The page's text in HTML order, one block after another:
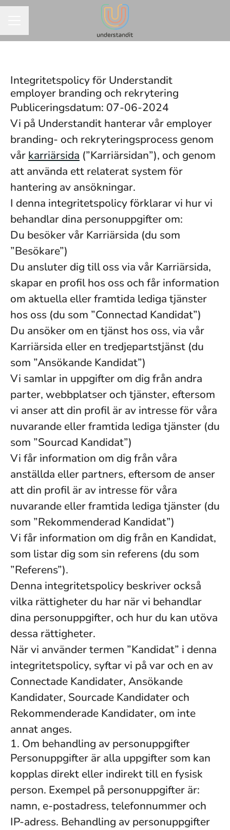
Integritetspolicy för Understandit
employer branding och rekrytering
Publiceringsdatum: 07-06-2024
Vi på Understandit hanterar vår employer
branding- och rekryteringsprocess genom
vår karriärsida (”Karriärsidan”), och genom
att använda ett relaterat system för
hantering av ansökningar.
I denna integritetspolicy förklarar vi hur vi
behandlar dina personuppgifter om:
Du besöker vår Karriärsida (du som
”Besökare”)
Du ansluter dig till oss via vår Karriärsida,
skapar en profil hos oss och får information
om aktuella eller framtida lediga tjänster
hos oss (du som ”Connectad Kandidat”)
Du ansöker om en tjänst hos oss, via vår
Karriärsida eller en tredjepartstjänst (du
som ”Ansökande Kandidat”)
Vi samlar in uppgifter om dig från andra
parter, webbplatser och tjänster, eftersom
vi anser att din profil är av intresse för våra
nuvarande eller framtida lediga tjänster (du
som ”Sourcad Kandidat”)
Vi får information om dig från våra
anställda eller partners, eftersom de anser
att din profil är av intresse för våra
nuvarande eller framtida lediga tjänster (du
som ”Rekommenderad Kandidat”)
Vi får information om dig från en Kandidat,
som listar dig som sin referens (du som
”Referens”).
Denna integritetspolicy beskriver också
vilka rättigheter du har när vi behandlar
dina personuppgifter, och hur du kan utöva
dessa rättigheter.
När vi använder termen ”Kandidat” i denna
integritetspolicy, syftar vi på var och en av
Connectade Kandidater, Ansökande
Kandidater, Sourcade Kandidater och
Rekommenderade Kandidater, om inte
annat anges.
1. Om behandling av personuppgifter
Personuppgifter är alla uppgifter som kan
kopplas direkt eller indirekt till en fysisk
person. Exempel på personuppgifter är:
namn, e-postadress, telefonnummer och
IP-adress. Behandling av personuppgifter